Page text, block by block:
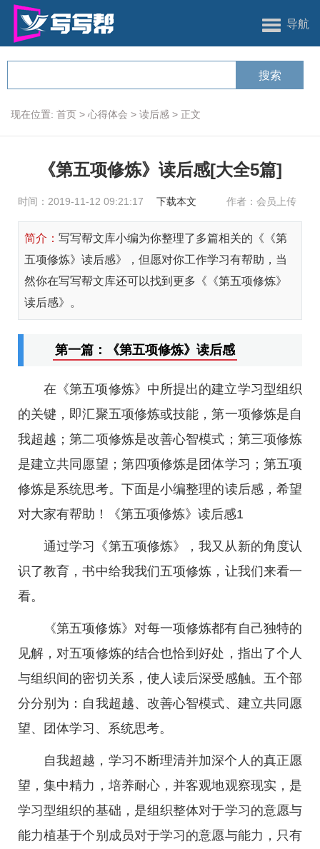
导航
现在位置: 首页 > 心得体会 > 读后感 > 正文
《第五项修炼》读后感[大全5篇]
时间：2019-11-12 09:21:17 下载本文 作者：会员上传
简介： 写写帮文库小编为你整理了多篇相关的《《第
五项修炼》读后感》，但愿对你工作学习有帮助，当
然你在写写帮文库还可以找到更多《《第五项修炼》
读后感》。
第一篇：《第五项修炼》读后感
在《第五项修炼》中所提出的建立学习型组织
的关键，即汇聚五项修炼或技能，第一项修炼是自
我超越；第二项修炼是改善心智模式；第三项修炼
是建立共同愿望；第四项修炼是团体学习；第五项
修炼是系统思考。下面是小编整理的读后感，希望
对大家有帮助！《第五项修炼》读后感1
通过学习《第五项修炼》，我又从新的角度认
识了教育，书中给我我们五项修炼，让我们来看一
看。
《第五项修炼》对每一项修炼都有自己独特的
见解，对五项修炼的结合也恰到好处，指出了个人
与组织间的密切关系，使人读后深受感触。五个部
分分别为：自我超越、改善心智模式、建立共同愿
望、团体学习、系统思考。
自我超越，学习不断理清并加深个人的真正愿
望，集中精力，培养耐心，并客观地观察现实，是
学习型组织的基础，是组织整体对于学习的意愿与
能力植基于个别成员对于学习的意愿与能力，只有